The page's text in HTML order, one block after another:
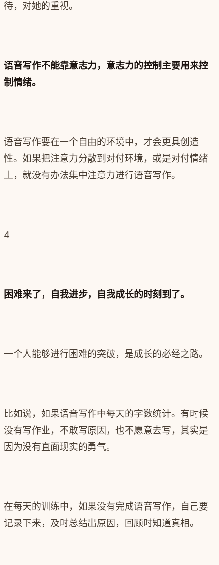
待，对她的重视。
语音写作不能靠意志力，意志力的控制主要用来控
制情绪。
语音写作要在一个自由的环境中，才会更具创造
性。如果把注意力分散到对付环境，或是对付情绪
上，就没有办法集中注意力进行语音写作。
4
困难来了，自我进步，自我成长的时刻到了。
一个人能够进行困难的突破，是成长的必经之路。
比如说，如果语音写作中每天的字数统计。有时候
没有写作业，不敢写原因，也不愿意去写，其实是
因为没有直面现实的勇气。
在每天的训练中，如果没有完成语音写作，自己要
记录下来，及时总结出原因，回顾时知道真相。